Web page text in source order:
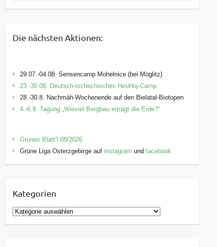
Die nächsten Aktionen:
29.07.-04.08. Sensencamp Mohelnice (bei Müglitz)
23.-30.08. Deutsch-tschechisches HeuHoj-Camp
28.-30.8. Nachmäh-Wochenende auf den Bielatal-Biotopen
4.-6.9. Tagung „Wieviel Bergbau erträgt die Erde?“
Grünes Blätt’l 08/2026
Grüne Liga Osterzgebirge auf instagram undfacebook
Kategorien
K
a